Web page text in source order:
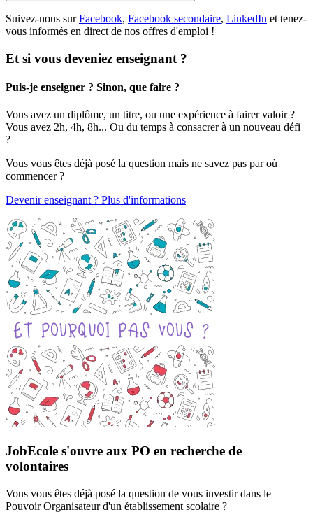
Suivez-nous surFacebook, Facebook secondaire, LinkedIn et tenez-
vous informés en direct de nos offres d'emploi !
Et si vous deveniez enseignant ?
Puis-je enseigner ? Sinon, que faire ?
Vous avez un diplôme, un titre, ou une expérience à fairer valoir ?
Vous avez 2h, 4h, 8h... Ou du temps à consacrer à un nouveau défi
?
Vous vous êtes déjà posé la question mais ne savez pas par où
commencer ?
Devenir enseignant ? Plus d'informations
JobEcole s'ouvre aux PO en recherche de
volontaires
Vous vous êtes déjà posé la question de vous investir dans le
Pouvoir Organisateur d'un établissement scolaire ?